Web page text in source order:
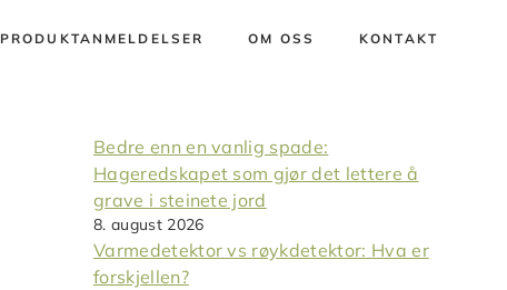
PRODUKTANMELDELSER OM OSS KONTAKT
Bedre enn en vanlig spade:
Hageredskapet som gjør det lettere å
grave i steinete jord
8. august 2026
Varmedetektor vs røykdetektor: Hva er
forskjellen?